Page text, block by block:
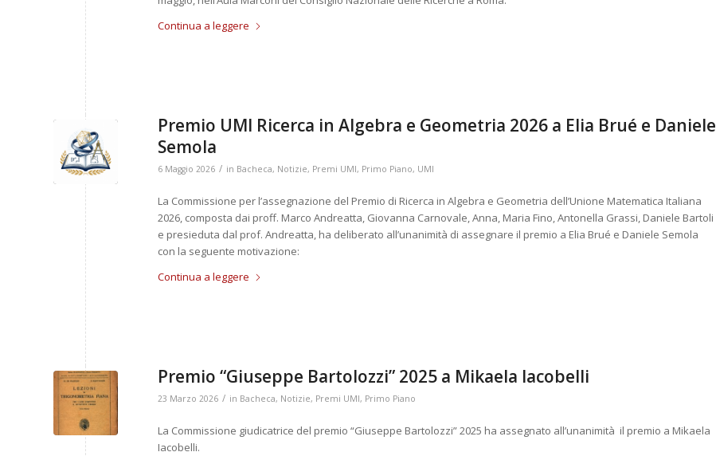
Continua a leggere
Premio UMI Ricerca in Algebra e Geometria 2026 a Elia Brué e Daniele
Semola
6 Maggio 2026 / in Bacheca, Notizie, Premi UMI, Primo Piano, UMI
La Commissione per l’assegnazione del Premio di Ricerca in Algebra e Geometria dell’Unione Matematica Italiana
2026, composta dai proff. Marco Andreatta, Giovanna Carnovale, Anna, Maria Fino, Antonella Grassi, Daniele Bartoli
e presieduta dal prof. Andreatta, ha deliberato all’unanimità di assegnare il premio a Elia Brué e Daniele Semola
con la seguente motivazione:
Continua a leggere
Premio “Giuseppe Bartolozzi” 2025 a Mikaela Iacobelli
23 Marzo 2026 / in Bacheca, Notizie, Premi UMI, Primo Piano
La Commissione giudicatrice del premio “Giuseppe Bartolozzi” 2025 ha assegnato all’unanimità il premio a Mikaela
Iacobelli.